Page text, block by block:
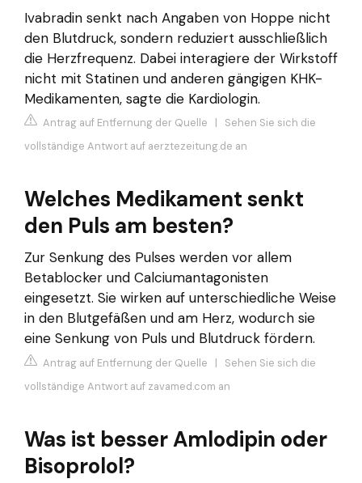
Ivabradin senkt nach Angaben von Hoppe nicht
den Blutdruck, sondern reduziert ausschließlich
die Herzfrequenz. Dabei interagiere der Wirkstoff
nicht mit Statinen und anderen gängigen KHK-
Medikamenten, sagte die Kardiologin.
Antrag auf Entfernung der Quelle | Sehen Sie sich die
vollständige Antwort auf aerztezeitung.de an
Welches Medikament senkt
den Puls am besten?
Zur Senkung des Pulses werden vor allem
Betablocker und Calciumantagonisten
eingesetzt. Sie wirken auf unterschiedliche Weise
in den Blutgefäßen und am Herz, wodurch sie
eine Senkung von Puls und Blutdruck fördern.
Antrag auf Entfernung der Quelle | Sehen Sie sich die
vollständige Antwort auf zavamed.com an
Was ist besser Amlodipin oder
Bisoprolol?